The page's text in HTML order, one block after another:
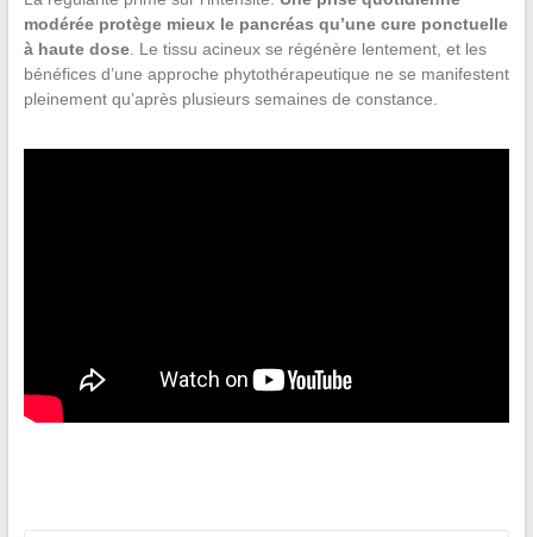
modérée protège mieux le pancréas qu’une cure ponctuelle
à haute dose. Le tissu acineux se régénère lentement, et les
bénéfices d’une approche phytothérapeutique ne se manifestent
pleinement qu’après plusieurs semaines de constance.